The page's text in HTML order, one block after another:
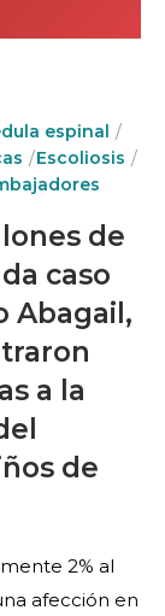
espinal
Escoliosis
de
caso
Abagail,
a la
de
2% al
afección en